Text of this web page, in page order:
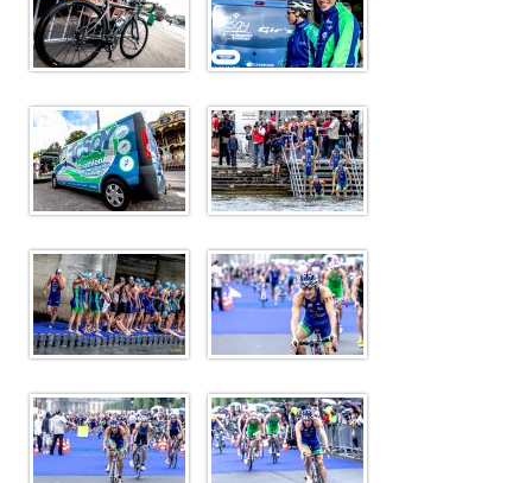
Bike and Run 2012
Bike and Run 2011
Sélectif Jeunes 2011
Presse